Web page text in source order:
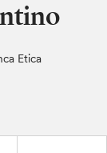
Etica